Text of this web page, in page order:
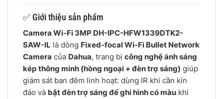
✅ Giới thiệu sản phẩm
Camera Wi-Fi 3MP DH-IPC-HFW1339DTK2-
SAW-IL là dòng Fixed-focal Wi-Fi Bullet Network
Camera của Dahua, trang bị công nghệ ánh sáng
kép thông minh (hồng ngoại + đèn trợ sáng) giúp
giám sát ban đêm linh hoạt: dùng IR khi cần kín
đáo và bật đèn trợ sáng để ghi hình có màu khi